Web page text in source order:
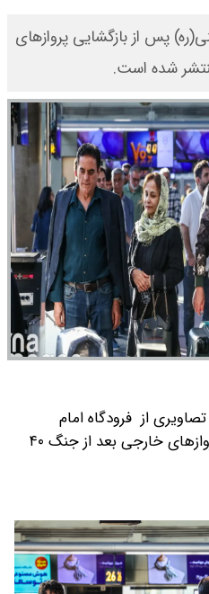
پس از بازگشایی پروازهای
تصاویری از فرودگاه امام
خمینی(ره) پس از بازگشایی پروازهای خارجی بعد از جنگ ۴۰